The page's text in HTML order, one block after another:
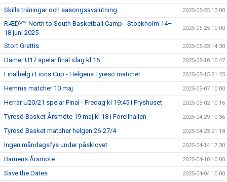
Skills träningar och säsongsavslutning 2025-05-25 13:00
RÆDY™ North to South Basketball Camp - Stockholm 14–
18 juni 2025
2025-05-25 10:00
Stort Grattis 2025-05-23 14:30
Damer U17 spelar final idag kl 16 2025-05-18 10:47
Finalhelg i Lions Cup - Helgens Tyresö matcher 2025-05-15 21:25
Hemma matcher 10 maj 2025-05-07 10:00
Herrar U20/21 spelar Final - Fredag kl 19:45 i Fryshuset 2025-05-02 10:16
Tyresö Basket Årsmöte 19 maj kl 18 i Forellhallen 2025-04-29 10:36
Tyresö Basket matcher helgen 26-27/4 2025-04-23 21:18
Ingen måndagsfys under påsklovet 2025-04-14 17:30
Barnens Årsmöte 2025-04-10 10:00
Save the Dates 2025-04-04 10:00